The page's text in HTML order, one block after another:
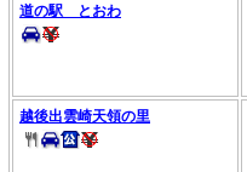
道の駅 とおわ
越後出雲崎天領の里